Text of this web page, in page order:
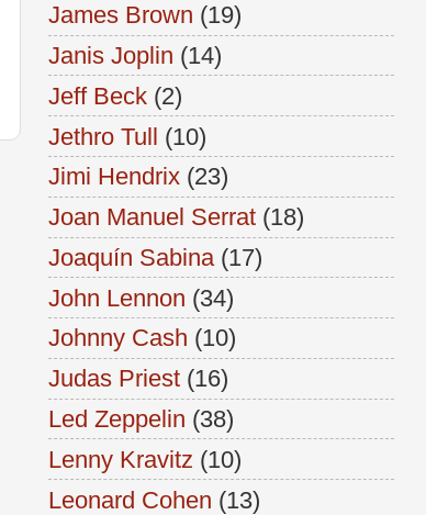
James Brown (19)
Janis Joplin (14)
Jeff Beck (2)
Jethro Tull (10)
Jimi Hendrix (23)
Joan Manuel Serrat (18)
Joaquín Sabina (17)
John Lennon (34)
Johnny Cash (10)
Judas Priest (16)
Led Zeppelin (38)
Lenny Kravitz (10)
Leonard Cohen (13)